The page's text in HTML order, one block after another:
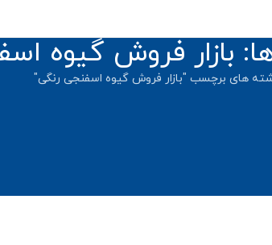
بازار فروش گیوه
های برچسب "بازار فروش گیوه اسفنجی رنگی"